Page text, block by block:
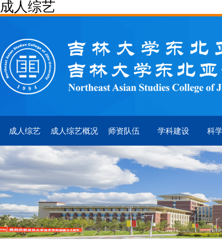
成人综艺
成人综艺 成人综艺概况 师资队伍 学科建设 科